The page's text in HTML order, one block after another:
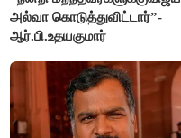
அல்வா கொடுத்துவிட்டார்”-
ஆர்.பி.உதயகுமார்